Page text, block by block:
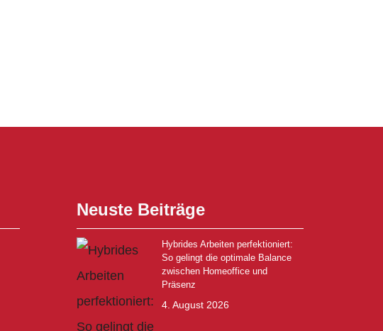
Neuste Beiträge
Hybrides Arbeiten perfektioniert:
So gelingt die optimale Balance
zwischen Homeoffice und
Präsenz
4. August 2026